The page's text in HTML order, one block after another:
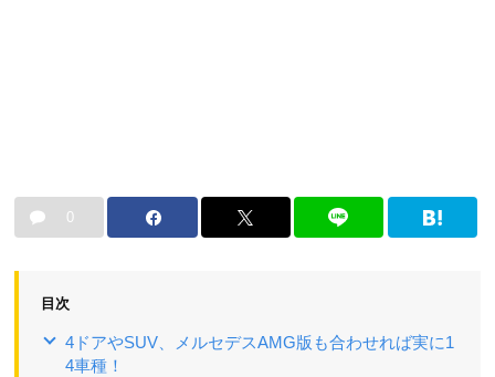
0
目次
4ドアやSUV、メルセデスAMG版も合わせれば実に1
4車種！